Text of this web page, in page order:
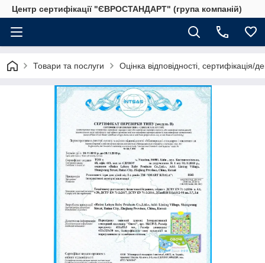
Центр сертифікації "ЄВРОСТАНДАРТ" (група компаній)
Товари та послуги Оцінка відповідності, сертифікація/